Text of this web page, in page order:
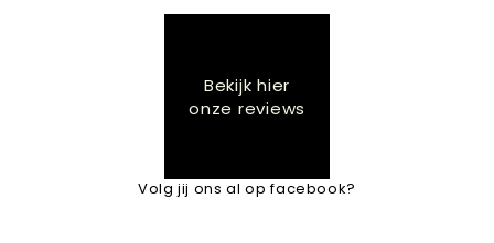
Bekijk hier
onze reviews
Volg jij ons al op facebook?